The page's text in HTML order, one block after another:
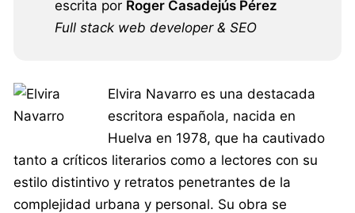
escrita por Roger Casadejús Pérez
Full stack web developer & SEO
Elvira Navarro es una destacada
escritora española, nacida en
Huelva en 1978, que ha cautivado
tanto a críticos literarios como a lectores con su
estilo distintivo y retratos penetrantes de la
complejidad urbana y personal. Su obra se